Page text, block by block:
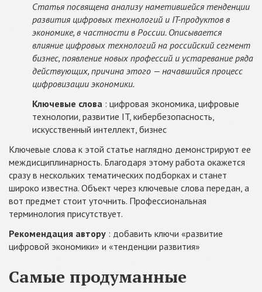
Статья посвящена анализу наметившейся тенденции
развития цифровых технологий и IT-продуктов в
экономике, в частности в России. Описывается
влияние цифровых технологий на российский сегмент
бизнес, появление новых профессий и устаревание ряда
действующих, причина этого — начавшийся процесс
цифровизации экономики.
Ключевые слова : цифровая экономика, цифровые
технологии, развитие IT, кибербезопасность,
искусственный интеллект, бизнес
Ключевые слова к этой статье наглядно демонстрируют ее
междисциплинарность. Благодаря этому работа окажется
сразу в нескольких тематических подборках и станет
широко известна. Объект через ключевые слова передан, а
вот предмет стоит уточнить. Профессиональная
терминология присутствует.
Рекомендация автору : добавить ключи «развитие
цифровой экономики» и «тенденции развития»
Самые продуманные